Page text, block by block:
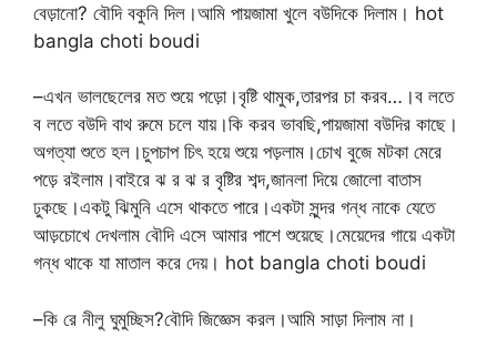
বেড়ানো? বৌদি বকুনি দিল।আমি পায়জামা খুলে বউদিকে দিলাম। hot
bangla choti boudi
–এখন ভালছেলের মত শুয়ে পড়ো।বৃষ্টি থামুক,তারপর চা করব…।ব লতে
ব লতে বউদি বাথ রুমে চলে যায়।কি করব ভাবছি,পায়জামা বউদির কাছে।
অগত্যা শুতে হল।চুপচাপ চিৎ হয়ে শুয়ে পড়লাম।চোখ বুজে মটকা মেরে
পড়ে রইলাম।বাইরে ঝ র ঝ র বৃষ্টির শব্দ,জানলা দিয়ে জোলো বাতাস
ঢুকছে।একটু ঝিমুনি এসে থাকতে পারে।একটা সুন্দর গন্ধ নাকে যেতে
আড়চোখে দেখলাম বৌদি এসে আমার পাশে শুয়েছে।মেয়েদের গায়ে একটা
গন্ধ থাকে যা মাতাল করে দেয়। hot bangla choti boudi
–কি রে নীলু ঘুমুচ্ছিস?বৌদি জিজ্ঞেস করল।আমি সাড়া দিলাম না।